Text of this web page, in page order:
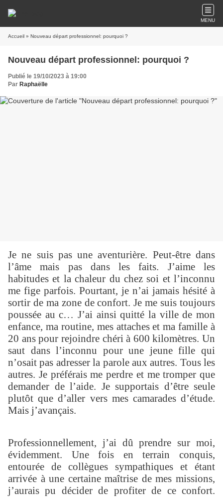
MENU
Accueil » Nouveau départ professionnel: pourquoi ?
Nouveau départ professionnel: pourquoi ?
Publié le 19/10/2023 à 19:00
Par Raphaëlle
Je ne suis pas une aventurière. Peut-être dans
l’âme mais pas dans les faits. J’aime les
habitudes et la chaleur du chez soi et l’inconnu
me fige parfois. Pourtant, je n’ai jamais hésité à
sortir de ma zone de confort. Je me suis toujours
poussée au c… J’ai ainsi quitté la ville de mon
enfance, ma routine, mes attaches et ma famille à
20 ans pour rejoindre chéri à 600 kilomètres. Un
saut dans l’inconnu pour une jeune fille qui
n’osait pas adresser la parole aux autres. Tous les
autres. Je préférais me perdre et me tromper que
demander de l’aide. Je supportais d’être seule
plutôt que d’aller vers mes camarades d’étude.
Mais j’avançais.
Professionnellement, j’ai dû prendre sur moi,
évidemment. Une fois en terrain conquis,
entourée de collègues sympathiques et étant
arrivée à une certaine maîtrise de mes missions,
j’aurais pu décider de profiter de ce confort.